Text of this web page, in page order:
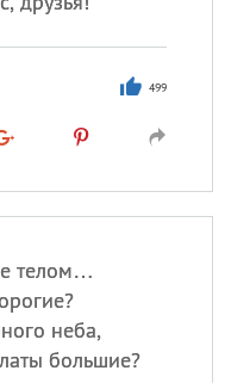
499
телом…
неба,
большие?
празднуют именины
Макар